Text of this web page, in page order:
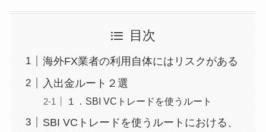
目次
海外FX業者の利用自体にはリスクがある
入出金ルート２選
１．SBI VCトレードを使うルート
SBI VCトレードを使うルートにおける、